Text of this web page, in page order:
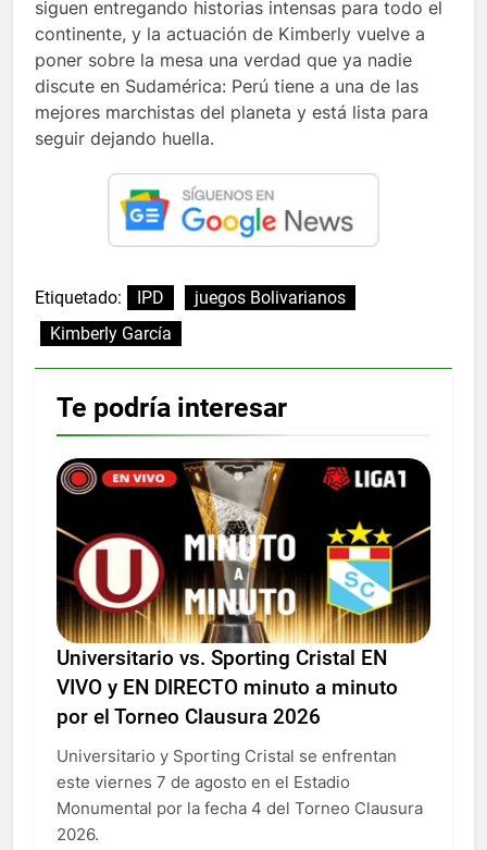
siguen entregando historias intensas para todo el
continente, y la actuación de Kimberly vuelve a
poner sobre la mesa una verdad que ya nadie
discute en Sudamérica: Perú tiene a una de las
mejores marchistas del planeta y está lista para
seguir dejando huella.
Etiquetado: IPD
juegos Bolivarianos
Kimberly García
Te podría interesar
Universitario vs. Sporting Cristal EN
VIVO y EN DIRECTO minuto a minuto
por el Torneo Clausura 2026
Universitario y Sporting Cristal se enfrentan
este viernes 7 de agosto en el Estadio
Monumental por la fecha 4 del Torneo Clausura
2026.